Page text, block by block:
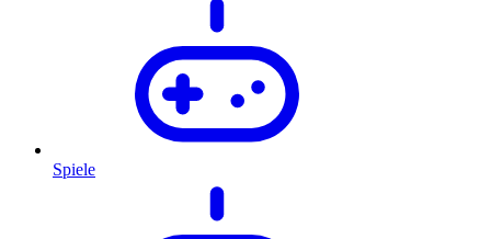
Spiele